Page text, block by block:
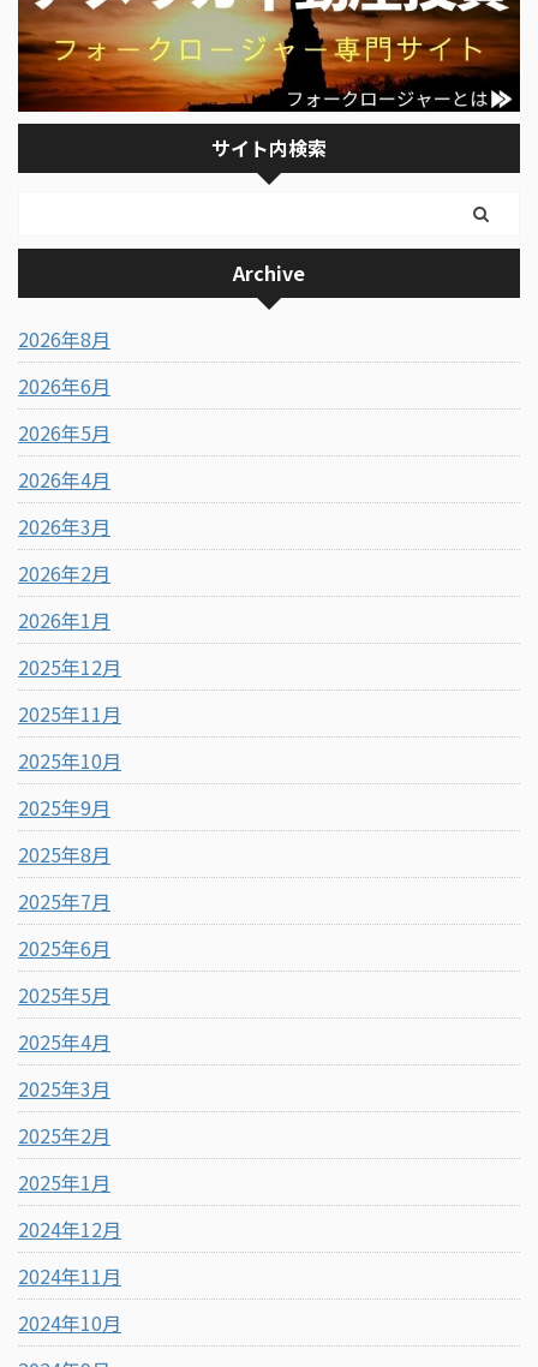
サイト内検索
Archive
2026年8月
2026年6月
2026年5月
2026年4月
2026年3月
2026年2月
2026年1月
2025年12月
2025年11月
2025年10月
2025年9月
2025年8月
2025年7月
2025年6月
2025年5月
2025年4月
2025年3月
2025年2月
2025年1月
2024年12月
2024年11月
2024年10月